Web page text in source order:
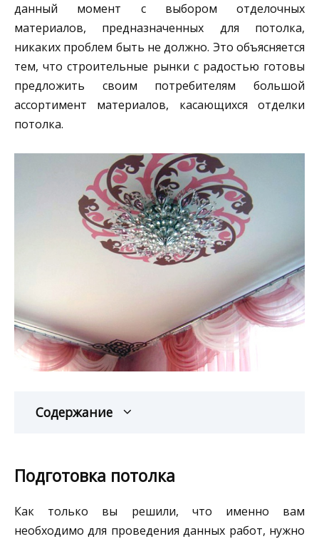
данный момент с выбором отделочных
материалов, предназначенных для потолка,
никаких проблем быть не должно. Это объясняется
тем, что строительные рынки с радостью готовы
предложить своим потребителям большой
ассортимент материалов, касающихся отделки
потолка.
Содержание
Подготовка потолка
Как только вы решили, что именно вам
необходимо для проведения данных работ, нужно